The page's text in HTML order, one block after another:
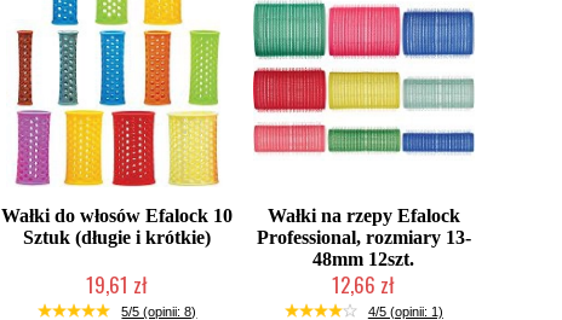
Wałki do włosów Efalock 10
Sztuk (długie i krótkie)
19,61 zł
Duża ilość (wysyłka w 24h)
5/5 (opinii: 8)
Wałki na rzepy Efalock
Professional, rozmiary 13-
48mm 12szt.
12,66 zł
Duża ilość (wysyłka w 24h)
4/5 (opinii: 1)